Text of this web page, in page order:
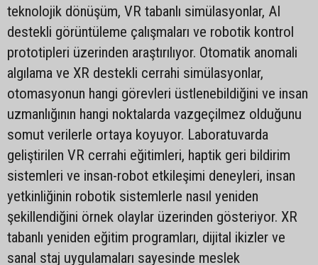
teknolojik dönüşüm, VR tabanlı simülasyonlar, AI
destekli görüntüleme çalışmaları ve robotik kontrol
prototipleri üzerinden araştırılıyor. Otomatik anomali
algılama ve XR destekli cerrahi simülasyonlar,
otomasyonun hangi görevleri üstlenebildiğini ve insan
uzmanlığının hangi noktalarda vazgeçilmez olduğunu
somut verilerle ortaya koyuyor. Laboratuvarda
geliştirilen VR cerrahi eğitimleri, haptik geri bildirim
sistemleri ve insan-robot etkileşimi deneyleri, insan
yetkinliğinin robotik sistemlerle nasıl yeniden
şekillendiğini örnek olaylar üzerinden gösteriyor. XR
tabanlı yeniden eğitim programları, dijital ikizler ve
sanal staj uygulamaları sayesinde meslek